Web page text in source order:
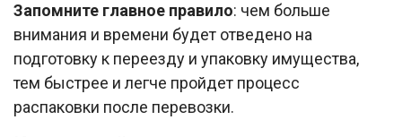
Запомните главное правило: чем больше
внимания и времени будет отведено на
подготовку к переезду и упаковку имущества,
тем быстрее и легче пройдет процесс
распаковки после перевозки.